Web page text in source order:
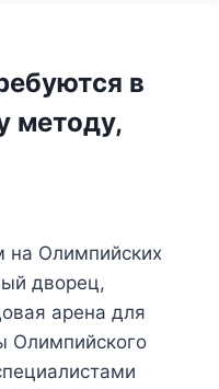
в
методу,
на Олимпийских
дворец,
арена для
Олимпийского